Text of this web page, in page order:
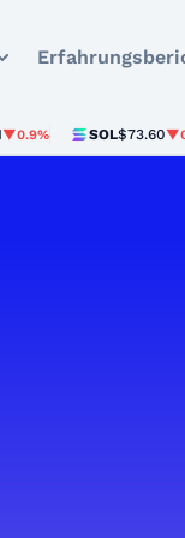
SOL$73.60▼0.4%